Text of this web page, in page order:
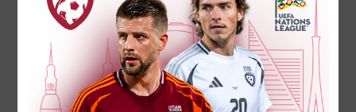
Jaunā sezona "FK Salaspils
kauss" turnīru sērijai